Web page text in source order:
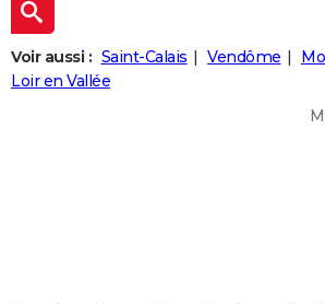
Guides de France
Escapades
Patrimoine
Expositions
Musées
Week-end nature
+
LIFESTYLE
Art de vivre
Bien-être
Loisirs
Mode
Modes de vie
+SANTE
Voir aussi : Saint-Calais Vendôme
Loir en Vallée